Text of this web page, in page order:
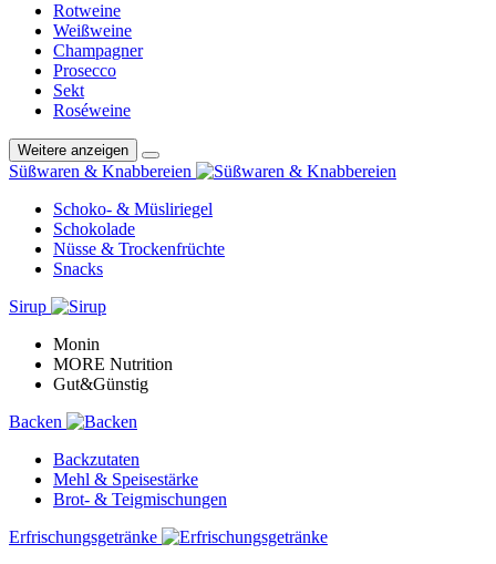
Rotweine
Weißweine
Champagner
Prosecco
Sekt
Roséweine
Weitere anzeigen
Süßwaren & Knabbereien
Schoko- & Müsliriegel
Schokolade
Nüsse & Trockenfrüchte
Snacks
Sirup
Monin
MORE Nutrition
Gut&Günstig
Backen
Backzutaten
Mehl & Speisestärke
Brot- & Teigmischungen
Erfrischungsgetränke